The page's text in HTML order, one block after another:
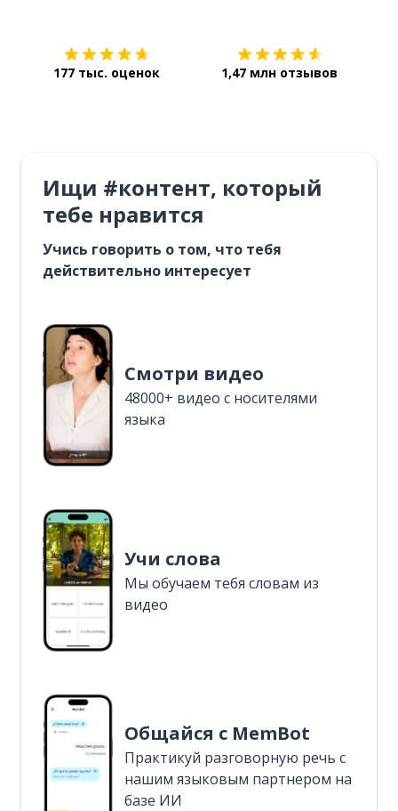
177 тыс. оценок 1,47 млн отзывов
Ищи #контент, который
тебе нравится
Учись говорить о том, что тебя
действительно интересует
Смотри видео
48000+ видео с носителями
языка
Учи слова
Мы обучаем тебя словам из
видео
Общайся с MemBot
Практикуй разговорную речь с
нашим языковым партнером на
базе ИИ